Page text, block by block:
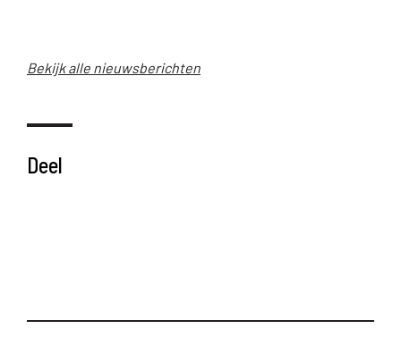
Bekijk alle nieuwsberichten
Deel